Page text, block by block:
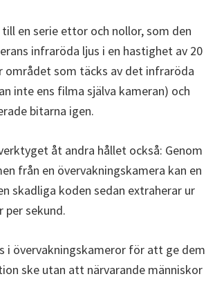
en serie ettor och nollor, som den
infraröda ljus i en hastighet av 20
området som täcks av det infraröda
inte ens filma själva kameran) och
bitarna igen.
åt andra hållet också: Genom
från en övervakningskamera kan en
skadliga koden sedan extraherar ur
per sekund.
i övervakningskameror för att ge dem
ske utan att närvarande människor